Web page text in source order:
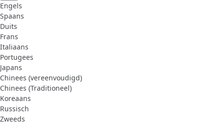
Engels
Spaans
Duits
Frans
Italiaans
Portugees
Japans
Chinees (vereenvoudigd)
Chinees (Traditioneel)
Koreaans
Russisch
Zweeds